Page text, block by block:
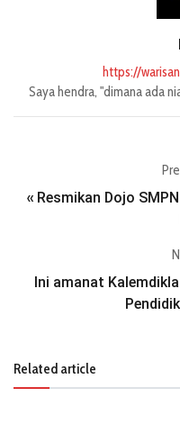
https://
Saya hendra, "dimana ada
« Resmikan Dojo
Ini amanat
Related article